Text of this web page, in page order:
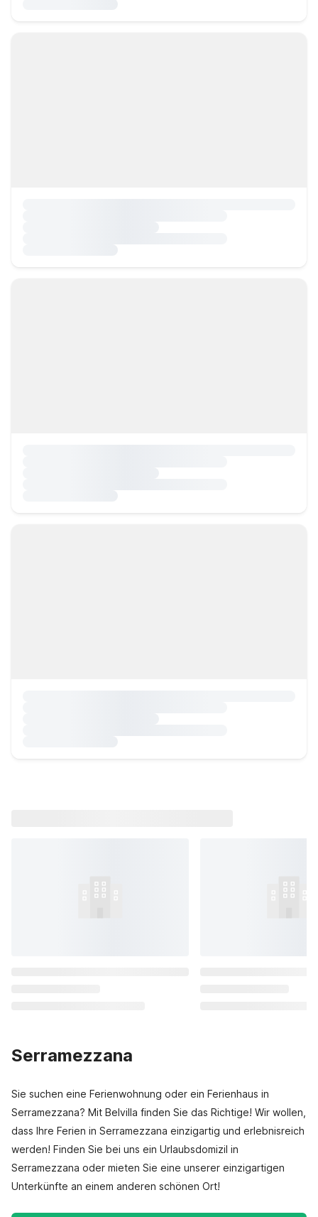
Serramezzana
Sie suchen eine Ferienwohnung oder ein Ferienhaus in
Serramezzana? Mit Belvilla finden Sie das Richtige! Wir wollen,
dass Ihre Ferien in Serramezzana einzigartig und erlebnisreich
werden! Finden Sie bei uns ein Urlaubsdomizil in
Serramezzana oder mieten Sie eine unserer einzigartigen
Unterkünfte an einem anderen schönen Ort!